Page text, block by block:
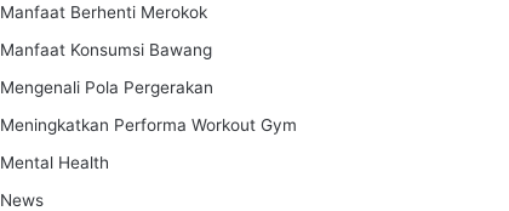
Manfaat Berhenti Merokok
Manfaat Konsumsi Bawang
Mengenali Pola Pergerakan
Meningkatkan Performa Workout Gym
Mental Health
News